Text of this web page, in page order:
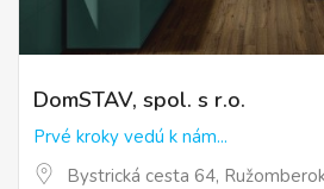
DomSTAV, spol. s r.o.
Prvé kroky vedú k nám...
Bystrická cesta 64,